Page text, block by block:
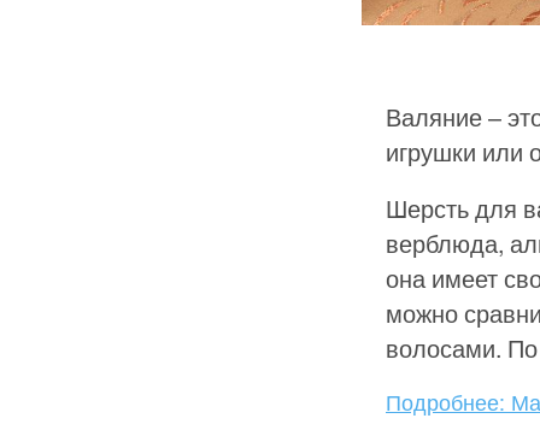
Валяние –
игрушки или
Шерсть для
верблюда,
она имеет
можно
волосами. По
Подробнее: